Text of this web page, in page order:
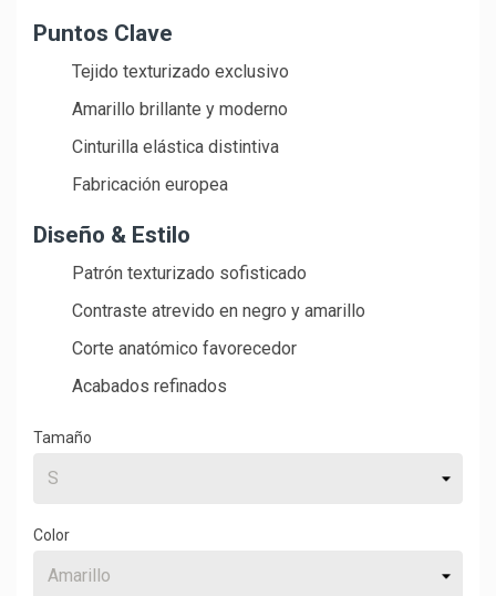
Puntos Clave
Tejido texturizado exclusivo
Amarillo brillante y moderno
Cinturilla elástica distintiva
Fabricación europea
Diseño & Estilo
Patrón texturizado sofisticado
Contraste atrevido en negro y amarillo
Corte anatómico favorecedor
Acabados refinados
Tamaño
Color